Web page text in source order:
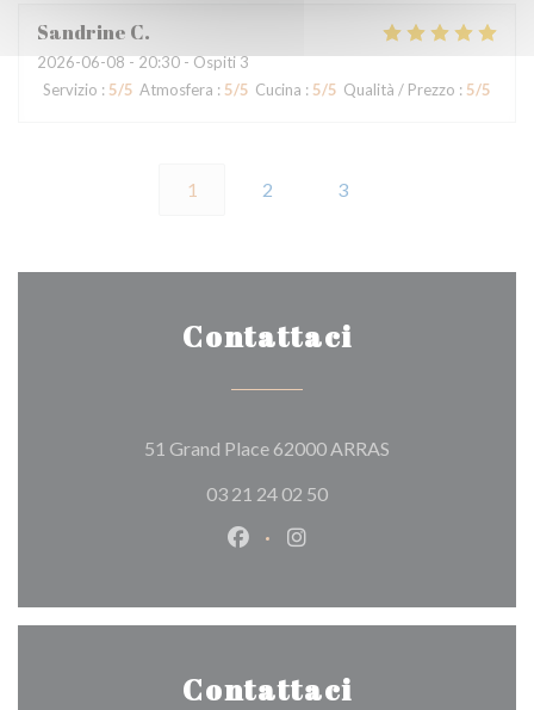
Sandrine C
2026-06-08- 20:30 - Ospiti 3
Servizio : 5/5 Atmosfera : 5/5 Cucina : 5/5 Qualità / Prezzo : 5/5
1 2 3
Contattaci
51 Grand Place 62000 ARRAS
03 21 24 02 50
Facebook ((apre una nuova
Instagram ((apre una
Contattaci